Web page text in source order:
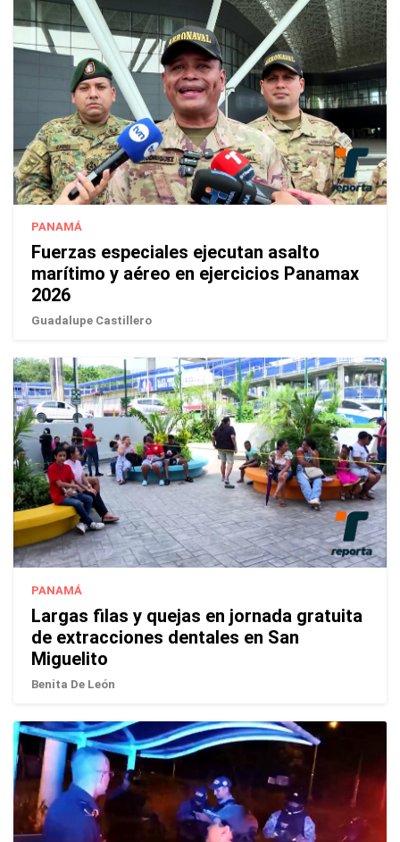
PANAMÁ
Fuerzas especiales ejecutan asalto
marítimo y aéreo en ejercicios Panamax
2026
Guadalupe Castillero
PANAMÁ
Largas filas y quejas en jornada gratuita
de extracciones dentales en San
Miguelito
Benita De León